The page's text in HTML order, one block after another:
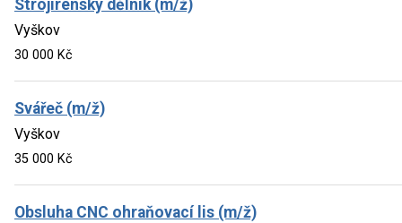
Strojírenský dělník (m/ž)
Vyškov
30 000 Kč
Svářeč (m/ž)
Vyškov
35 000 Kč
Obsluha CNC ohraňovací lis (m/ž)